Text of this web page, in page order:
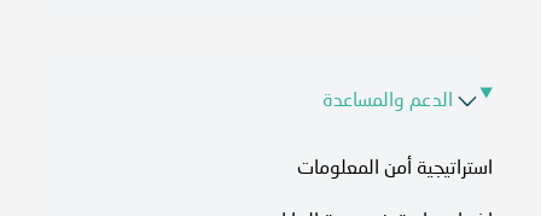
الدعم والمساعدة
استراتيجية أمن المعلومات